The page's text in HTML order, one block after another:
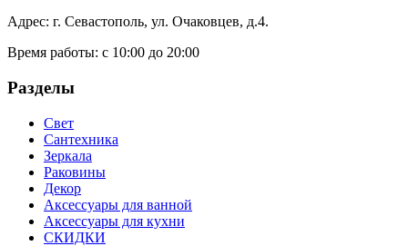
Адрес: г. Севастополь, ул. Очаковцев, д.4.
Время работы: с 10:00 до 20:00
Разделы
Свет
Сантехника
Зеркала
Раковины
Декор
Аксессуары для ванной
Аксессуары для кухни
СКИДКИ